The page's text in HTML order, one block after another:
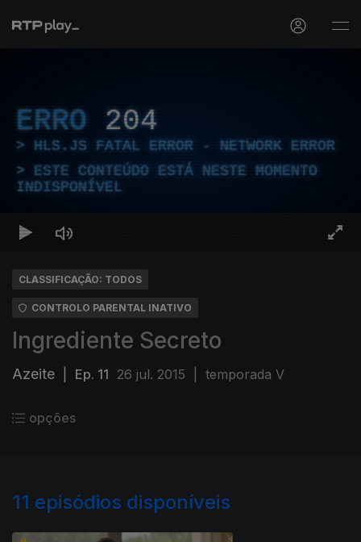
ERRO 204
HLS.JS FATAL ERROR - NETWORK ERROR
ESTE CONTEÚDO ESTÁ NESTE MOMENTO
INDISPONÍVEL
CLASSIFICAÇÃO: TODOS
CONTROLO PARENTAL INATIVO
Ingrediente Secreto
Azeite Ep. 11 26 jul. 2015 temporada V
opções
11 episódios disponíveis